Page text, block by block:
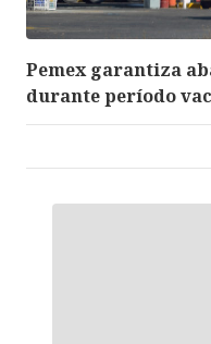
Pemex garantiza
durante período